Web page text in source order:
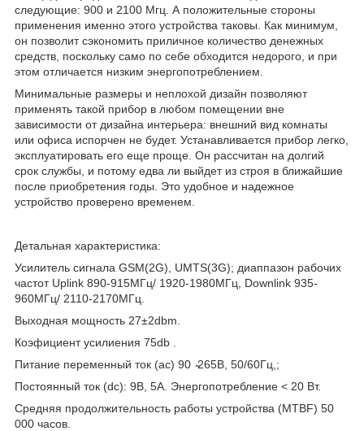
следующие: 900 и 2100 Мгц. А положительные стороны
применения именно этого устройства таковы. Как минимум,
он позволит сэкономить приличное количество денежных
средств, поскольку само по себе обходится недорого, и при
этом отличается низким энергопотреблением.
Минимальные размеры и неплохой дизайн позволяют
применять такой прибор в любом помещении вне
зависимости от дизайна интерьера: внешний вид комнаты
или офиса испорчен не будет. Устанавливается прибор легко,
эксплуатировать его еще проще. Он рассчитан на долгий
срок службы, и потому едва ли выйдет из строя в ближайшие
после приобретения годы. Это удобное и надежное
устройство проверено временем.
Детальная характеристика:
Усилитель сигнала GSM(2G), UMTS(3G); диаппазон рабочих
частот Uplink 890-915МГц/ 1920-1980МГц, Downlink 935-
960МГц/ 2110-2170МГц.
Выходная мощность 27±2dbm.
Коэфициент усилиения 75db .
Питание переменный ток (ас) 90 ̴265В, 50/60Гц,;
Постоянный ток (dc): 9В, 5А. Энергопотребление < 20 Вт.
Средняя продолжительность работы устройства (MTBF) 50
000 часов.